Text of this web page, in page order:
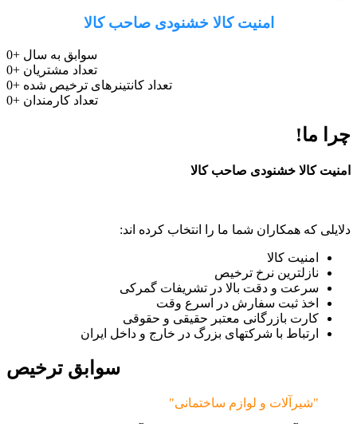
امنیت کالا خشنودی صاحب کالا
0+ سوابق به سال
0+ تعداد مشتریان
0+ تعداد کانتینرهای ترخیص شده
0+ تعداد کارمندان
چرا ما!
امنیت کالا خشنودی صاحب کالا
دلایلی که همکاران شما ما را انتخاب کرده اند:
امنیت کالا
نازلترین نرخ ترخیص
سرعت و دقت بالا در تشریفات گمرکی
اخذ ثبت سفارش در اسرع وقت
کارت بازرگانی معتبر حقیقی و حقوقی
ارتباط با شرکتهای بزرگ در خارج و داخل ایران
سوابق ترخیص
"شیرآلات و لوازم ساختمانی"